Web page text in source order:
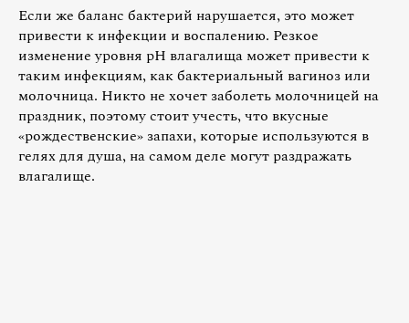
Если же баланс бактерий нарушается, это может
привести к инфекции и воспалению. Резкое
изменение уровня pH влагалища может привести к
таким инфекциям, как бактериальный вагиноз или
молочница. Никто не хочет заболеть молочницей на
праздник, поэтому стоит учесть, что вкусные
«рождественские» запахи, которые используются в
гелях для душа, на самом деле могут раздражать
влагалище.